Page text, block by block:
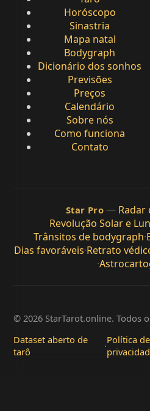
Horóscopo
Sinastria
Mapa natal
Bodygraph
Dicionário dos sonhos
Previsões
Preços
Calendário
Sobre nós
Como funciona
Contato
Star Pro — Radar
Revolução Solar e
Trânsitos de bodygraph·
Dias favoráveis·Retrato
·
© 2026 StarTarot.online. Todos
Dataset aberto de
tarô
·Política de